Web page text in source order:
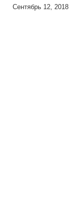
Сентябрь 12, 2018